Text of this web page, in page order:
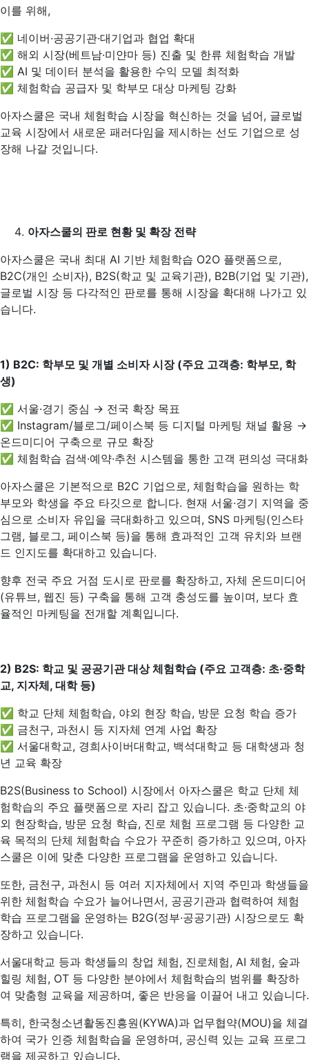
이를 위해,
✅ 네이버·공공기관·대기업과 협업 확대
✅ 해외 시장(베트남·미얀마 등) 진출 및 한류 체험학습 개발
✅ AI 및 데이터 분석을 활용한 수익 모델 최적화
✅ 체험학습 공급자 및 학부모 대상 마케팅 강화
아자스쿨은 국내 체험학습 시장을 혁신하는 것을 넘어, 글로벌
교육 시장에서 새로운 패러다임을 제시하는 선도 기업으로 성
장해 나갈 것입니다.
아자스쿨의 판로 현황 및 확장 전략
아자스쿨은 국내 최대 AI 기반 체험학습 O2O 플랫폼으로,
B2C(개인 소비자), B2S(학교 및 교육기관), B2B(기업 및 기관),
글로벌 시장 등 다각적인 판로를 통해 시장을 확대해 나가고 있
습니다.
1) B2C: 학부모 및 개별 소비자 시장 (주요 고객층: 학부모, 학
생)
✅ 서울·경기 중심 → 전국 확장 목표
✅ Instagram/블로그/페이스북 등 디지털 마케팅 채널 활용 →
온드미디어 구축으로 규모 확장
✅ 체험학습 검색·예약·추천 시스템을 통한 고객 편의성 극대화
아자스쿨은 기본적으로 B2C 기업으로, 체험학습을 원하는 학
부모와 학생을 주요 타깃으로 합니다. 현재 서울·경기 지역을 중
심으로 소비자 유입을 극대화하고 있으며, SNS 마케팅(인스타
그램, 블로그, 페이스북 등)을 통해 효과적인 고객 유치와 브랜
드 인지도를 확대하고 있습니다.
향후 전국 주요 거점 도시로 판로를 확장하고, 자체 온드미디어
(유튜브, 웹진 등) 구축을 통해 고객 충성도를 높이며, 보다 효
율적인 마케팅을 전개할 계획입니다.
2) B2S: 학교 및 공공기관 대상 체험학습 (주요 고객층: 초·중학
교, 지자체, 대학 등)
✅ 학교 단체 체험학습, 야외 현장 학습, 방문 요청 학습 증가
✅ 금천구, 과천시 등 지자체 연계 사업 확장
✅ 서울대학교, 경희사이버대학교, 백석대학교 등 대학생과 청
년 교육 확장
B2S(Business to School) 시장에서 아자스쿨은 학교 단체 체
험학습의 주요 플랫폼으로 자리 잡고 있습니다. 초·중학교의 야
외 현장학습, 방문 요청 학습, 진로 체험 프로그램 등 다양한 교
육 목적의 단체 체험학습 수요가 꾸준히 증가하고 있으며, 아자
스쿨은 이에 맞춘 다양한 프로그램을 운영하고 있습니다.
또한, 금천구, 과천시 등 여러 지자체에서 지역 주민과 학생들을
위한 체험학습 수요가 늘어나면서, 공공기관과 협력하여 체험
학습 프로그램을 운영하는 B2G(정부·공공기관) 시장으로도 확
장하고 있습니다.
서울대학교 등과 학생들의 창업 체험, 진로체험, AI 체험, 숲과
힐링 체험, OT 등 다양한 분야에서 체험학습의 범위를 확장하
여 맞춤형 교육을 제공하며, 좋은 반응을 이끌어 내고 있습니다.
특히, 한국청소년활동진흥원(KYWA)과 업무협약(MOU)을 체결
하여 국가 인증 체험학습을 운영하며, 공신력 있는 교육 프로그
램을 제공하고 있습니다.